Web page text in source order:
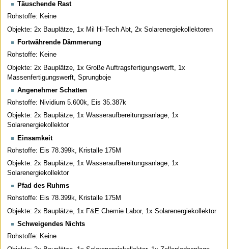
Täuschende Rast
Rohstoffe: Keine
Objekte: 2x Bauplätze, 1x Mil Hi-Tech Abt, 2x Solarenergiekollektoren
Fortwährende Dämmerung
Rohstoffe: Keine
Objekte: 2x Bauplätze, 1x Große Auftragsfertigungswerft, 1x
Massenfertigungswerft, Sprungboje
Angenehmer Schatten
Rohstoffe: Nividium 5.600k, Eis 35.387k
Objekte: 2x Bauplätze, 1x Wasseraufbereitungsanlage, 1x
Solarenergiekollektor
Einsamkeit
Rohstoffe: Eis 78.399k, Kristalle 175M
Objekte: 2x Bauplätze, 1x Wasseraufbereitungsanlage, 1x
Solarenergiekollektor
Pfad des Ruhms
Rohstoffe: Eis 78.399k, Kristalle 175M
Objekte: 2x Bauplätze, 1x F&E Chemie Labor, 1x Solarenergiekollektor
Schweigendes Nichts
Rohstoffe: Keine